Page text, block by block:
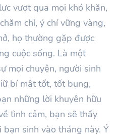
vượt qua mọi khó khăn,
chỉ, ý chí vững vàng,
họ thường gặp được
cuộc sống. Là một
mọi chuyện, người sinh
bí mật tốt, tốt bụng,
những lời khuyên hữu
tình cảm, bạn sẽ thấy
sinh vào tháng này. Ý